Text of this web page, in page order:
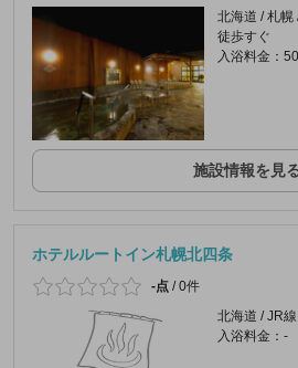
北海道 / 札幌
徒歩すぐ
入浴料金：
施設情報を見
ホテルルートイン札幌北四条
-点 /0件
北海道 / JR
入浴料金：-